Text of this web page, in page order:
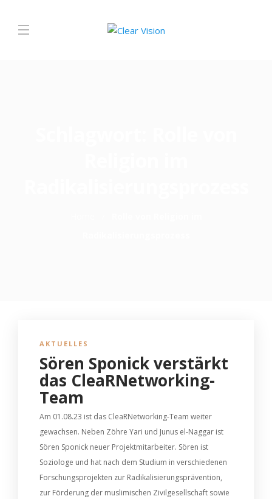
AKTUELLES
Sören Sponick verstärkt
das CleaRNetworking-
Team
Am 01.08.23 ist das CleaRNetworking-Team weiter
gewachsen. Neben Zöhre Yari und Junus el-Naggar ist
Sören Sponick neuer Projektmitarbeiter. Sören ist
Soziologe und hat nach dem Studium in verschiedenen
Forschungsprojekten zur Radikalisierungsprävention,
zur Förderung der muslimischen Zivilgesellschaft sowie